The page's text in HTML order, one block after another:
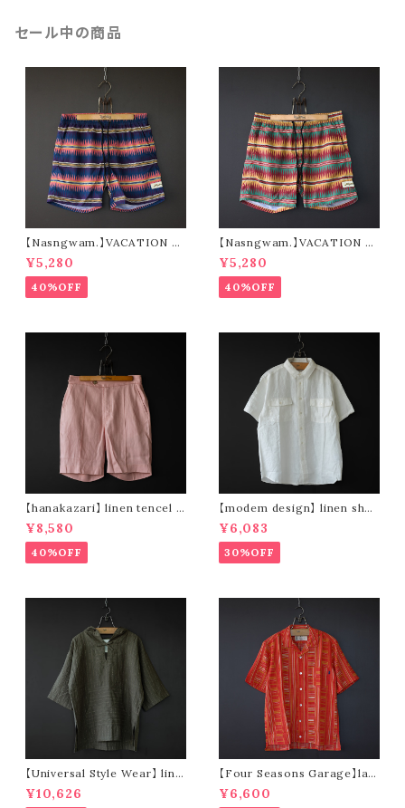
セール中の商品
【Nasngwam.】VACATION S
HORTS (navy)
¥5,280
40%OFF
【Nasngwam.】VACATION S
HORTS (green)
¥5,280
40%OFF
【hanakazari】 linen tencel s
hort pants (pink)
¥8,580
40%OFF
【modem design】 linen shor
t sleeve shirt (white)
¥6,083
30%OFF
【Universal Style Wear】 line
n mexican parka (olive)
¥10,626
【Four Seasons Garage】lad
der stripe open collar s/s s
hirt (orange)
¥6,600